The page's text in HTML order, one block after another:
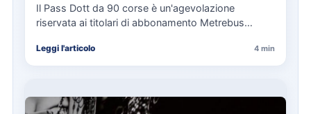
cosa spetta in caso di disservizi
Il Pass Dott da 90 corse è un'agevolazione
riservata ai titolari di abbonamento Metrebus
Leggi l'articolo 4 min